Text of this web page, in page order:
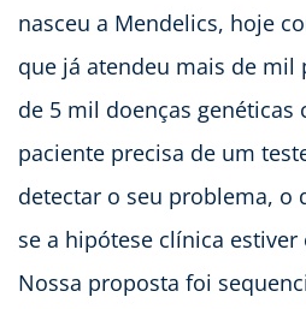
nasceu a Mendelics, hoje
que já atendeu mais de mil
de 5 mil doenças genéticas
paciente precisa de um
detectar o seu problema, o
se a hipótese clínica estiver
Nossa proposta foi